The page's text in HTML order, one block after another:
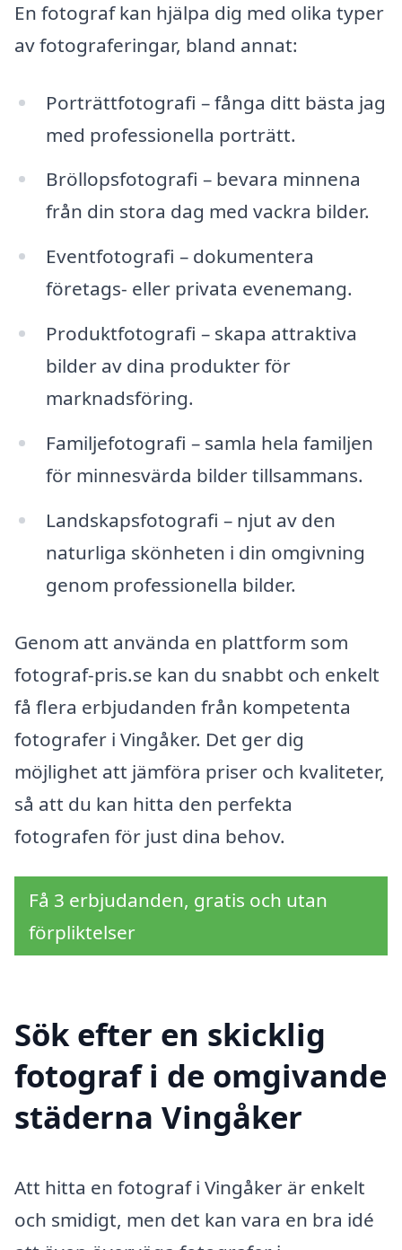
En fotograf kan hjälpa dig med olika typer
av fotograferingar, bland annat:
Porträttfotografi – fånga ditt bästa jag
med professionella porträtt.
Bröllopsfotografi – bevara minnena
från din stora dag med vackra bilder.
Eventfotografi – dokumentera
företags- eller privata evenemang.
Produktfotografi – skapa attraktiva
bilder av dina produkter för
marknadsföring.
Familjefotografi – samla hela familjen
för minnesvärda bilder tillsammans.
Landskapsfotografi – njut av den
naturliga skönheten i din omgivning
genom professionella bilder.
Genom att använda en plattform som
fotograf-pris.se kan du snabbt och enkelt
få flera erbjudanden från kompetenta
fotografer i Vingåker. Det ger dig
möjlighet att jämföra priser och kvaliteter,
så att du kan hitta den perfekta
fotografen för just dina behov.
Få 3 erbjudanden, gratis och utan
förpliktelser
Sök efter en skicklig
fotograf i de omgivande
städerna Vingåker
Att hitta en fotograf i Vingåker är enkelt
och smidigt, men det kan vara en bra idé